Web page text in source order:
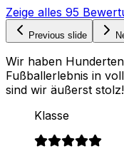
Zeige alles 95
Previous slide
Wir haben
Fußballerlebnis in
sind wir äußerst stolz!
Klasse